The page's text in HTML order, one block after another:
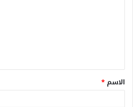
الاسم *